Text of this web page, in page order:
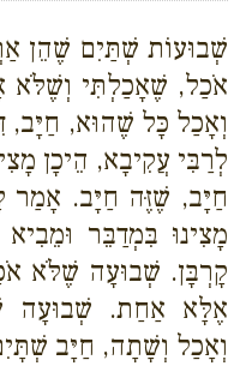
שְׁבוּעוֹת שְׁתַּיִם שֶׁהֵן
אֹכַל, שֶׁאָכַלְתִּי וְשֶׁלֹּא
וְאָכַל כָּל שֶׁהוּא, חַיָּב,
לְרַבִּי עֲקִיבָא, הֵיכָן
חַיָּב, שֶׁזֶּה חַיָּב. אָמַר
מָצִינוּ בִּמְדַבֵּר
קָרְבָּן. שְׁבוּעָה שֶׁלֹּא
אֶלָּא אַחַת. שְׁבוּעָה
וְאָכַל וְשָׁתָה, חַיָּב